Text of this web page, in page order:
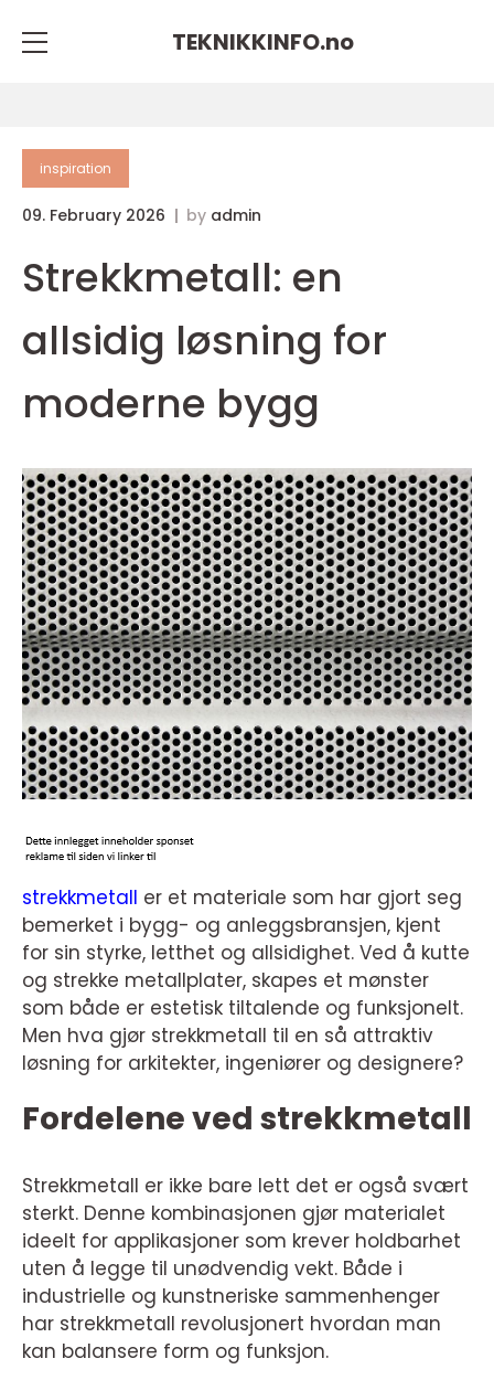
TEKNIKKINFO.no
inspiration
09. February 2026 by admin
Strekkmetall: en
allsidig løsning for
moderne bygg
strekkmetall er et materiale som har gjort seg
bemerket i bygg- og anleggsbransjen, kjent
for sin styrke, letthet og allsidighet. Ved å kutte
og strekke metallplater, skapes et mønster
som både er estetisk tiltalende og funksjonelt.
Men hva gjør strekkmetall til en så attraktiv
løsning for arkitekter, ingeniører og designere?
Fordelene ved strekkmetall
Strekkmetall er ikke bare lett det er også svært
sterkt. Denne kombinasjonen gjør materialet
ideelt for applikasjoner som krever holdbarhet
uten å legge til unødvendig vekt. Både i
industrielle og kunstneriske sammenhenger
har strekkmetall revolusjonert hvordan man
kan balansere form og funksjon.